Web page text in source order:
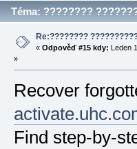
Téma: ????????
Re:????????
« Odpověď #15 kdy: Leden
»
Recover
Find step-by-